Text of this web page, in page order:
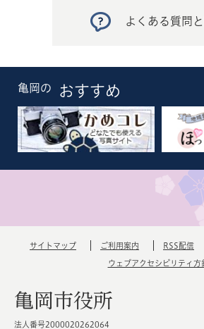
よくある質問
亀岡の おすすめ
サイトマップ ご利用案内 RSS配信
ウェブアクセシビリティ方
亀岡市役所
法人番号2000020262064